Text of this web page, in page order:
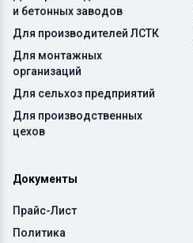
и бетонных заводов
Для производителей ЛСТК
Для монтажных
организаций
Для сельхоз предприятий
Для производственных
цехов
Документы
Прайс-Лист
Политика